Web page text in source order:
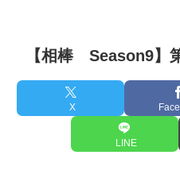
【相棒 Season9】
X
LINE